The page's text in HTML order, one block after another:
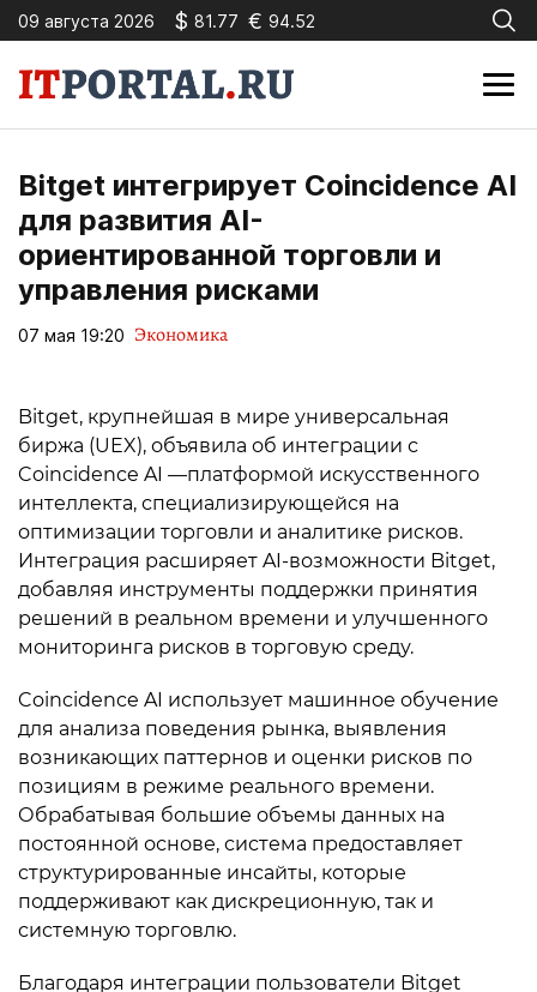
09 августа 2026 $ 81.77 € 94.52
Bitget интегрирует Coincidence AI
для развития AI-
ориентированной торговли и
управления рисками
07 мая 19:20 Экономика
Bitget, крупнейшая в мире универсальная
биржа (UEX), объявила об интеграции с
Coincidence AI —платформой искусственного
интеллекта, специализирующейся на
оптимизации торговли и аналитике рисков.
Интеграция расширяет AI-возможности Bitget,
добавляя инструменты поддержки принятия
решений в реальном времени и улучшенного
мониторинга рисков в торговую среду.
Coincidence AI использует машинное обучение
для анализа поведения рынка, выявления
возникающих паттернов и оценки рисков по
позициям в режиме реального времени.
Обрабатывая большие объемы данных на
постоянной основе, система предоставляет
структурированные инсайты, которые
поддерживают как дискреционную, так и
системную торговлю.
Благодаря интеграции пользователи Bitget